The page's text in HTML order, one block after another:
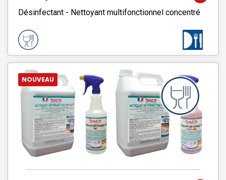
Désinfectant - Nettoyant multifonctionnel concentré
NOUVEAU